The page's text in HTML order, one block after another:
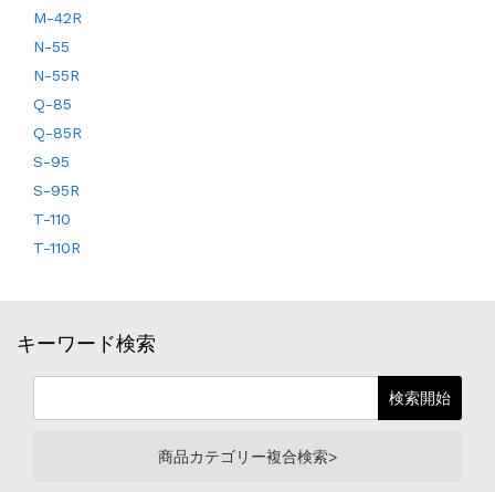
M-42R
N-55
N-55R
Q-85
Q-85R
S-95
S-95R
T-110
T-110R
キーワード検索
商品カテゴリー複合検索>